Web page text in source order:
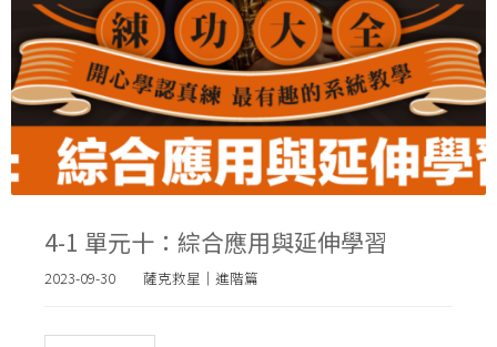
4-1 單元十：綜合應用與延伸學習
2023-09-30 薩克救星｜進階篇